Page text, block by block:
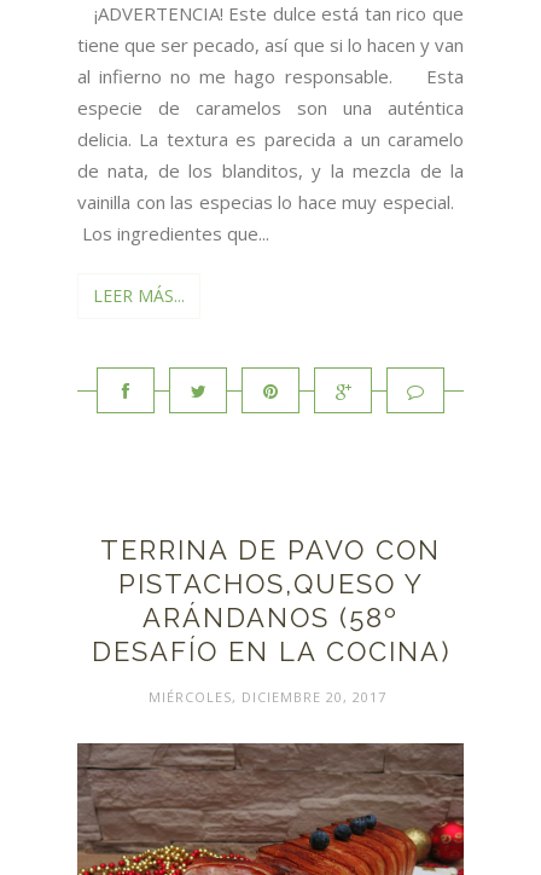
¡ADVERTENCIA! Este dulce está tan rico que
tiene que ser pecado, así que si lo hacen y van
al infierno no me hago responsable. Esta
especie de caramelos son una auténtica
delicia. La textura es parecida a un caramelo
de nata, de los blanditos, y la mezcla de la
vainilla con las especias lo hace muy especial.
Los ingredientes que...
LEER MÁS...
TERRINA DE PAVO CON
PISTACHOS,QUESO Y
ARÁNDANOS (58º
DESAFÍO EN LA COCINA)
MIÉRCOLES, DICIEMBRE 20, 2017